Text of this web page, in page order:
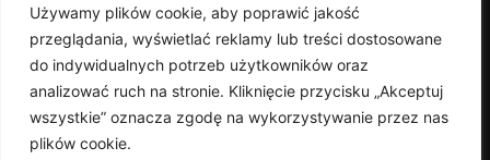
Używamy plików cookie, aby poprawić jakość
przeglądania, wyświetlać reklamy lub treści dostosowane
do indywidualnych potrzeb użytkowników oraz
analizować ruch na stronie. Kliknięcie przycisku „Akceptuj
wszystkie” oznacza zgodę na wykorzystywanie przez nas
plików cookie.